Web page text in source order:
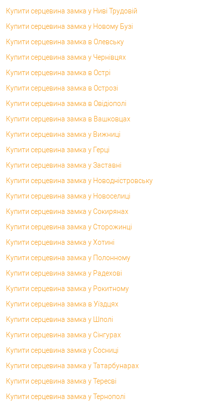
Купити серцевина замка у Ниві Трудовій
Купити серцевина замка у Новому Бузі
Купити серцевина замка в Олевську
Купити серцевина замка у Чернівцях
Купити серцевина замка в Острі
Купити серцевина замка в Острозі
Купити серцевина замка в Овідіополі
Купити серцевина замка в Вашковцах
Купити серцевина замка у Вижниці
Купити серцевина замка у Герці
Купити серцевина замка у Заставні
Купити серцевина замка у Новодністровську
Купити серцевина замка у Новоселиці
Купити серцевина замка у Сокирянах
Купити серцевина замка у Сторожинці
Купити серцевина замка у Хотині
Купити серцевина замка у Полонному
Купити серцевина замка у Радехові
Купити серцевина замка у Рокитному
Купити серцевина замка в Уїздцях
Купити серцевина замка у Шполі
Купити серцевина замка у Сінгурах
Купити серцевина замка у Сосниці
Купити серцевина замка у Татарбунарах
Купити серцевина замка у Тересві
Купити серцевина замка у Тернополі